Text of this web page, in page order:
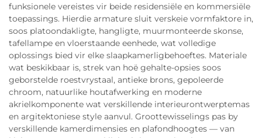
funksionele vereistes vir beide residensiële en kommersiële
toepassings. Hierdie armature sluit verskeie vormfaktore in,
soos platoondakligte, hangligte, muurmonteerde skonse,
tafellampe en vloerstaande eenhede, wat volledige
oplossings bied vir elke slaapkamerligbehoeftes. Materiale
wat beskikbaar is, strek van hoë gehalte-opsies soos
geborstelde roestvrystaal, antieke brons, gepoleerde
chroom, natuurlike houtafwerking en moderne
akrielkomponente wat verskillende interieurontwerptemas
en argitektoniese style aanvul. Groottewisselings pas by
verskillende kamerdimensies en plafondhoogtes — van